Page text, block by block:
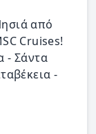
από
Cruises!
- Σάντα
-